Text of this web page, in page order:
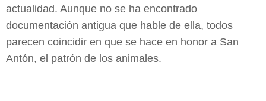
actualidad. Aunque no se ha encontrado
documentación antigua que hable de ella, todos
parecen coincidir en que se hace en honor a San
Antón, el patrón de los animales.